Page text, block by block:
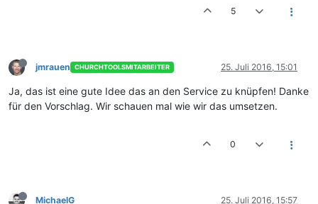
5
jmrauen CHURCHTOOLSMITARBEITER 25. Juli 2016, 15:01
Ja, das ist eine gute Idee das an den Service zu knüpfen! Danke
für den Vorschlag. Wir schauen mal wie wir das umsetzen.
0
MichaelG 25. Juli 2016, 15:57